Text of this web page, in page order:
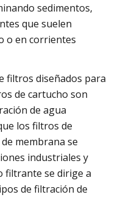
sedimentos,
que suelen
o en corrientes
filtros diseñados para
de cartucho son
de agua
los filtros de
membrana se
industriales y
filtrante se dirige a
de filtración de